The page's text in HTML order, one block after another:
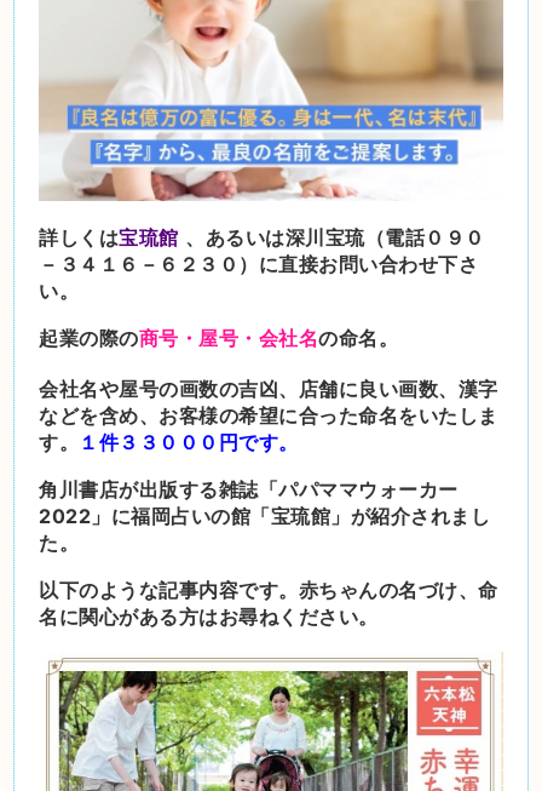
詳しくは宝琉館 、あるいは深川宝琉（電話０９０
－３４１６－６２３０）に直接お問い合わせ下さ
い。
起業の際の商号・屋号・会社名の命名。
会社名や屋号の画数の吉凶、店舗に良い画数、漢字
などを含め、お客様の希望に合った命名をいたしま
す。
１件３３０００円です。
角川書店が出版する雑誌「パパママウォーカー
2022」に福岡占いの館「宝琉館」が紹介されまし
た。
以下のような記事内容です。赤ちゃんの名づけ、命
名に関心がある方はお尋ねください。